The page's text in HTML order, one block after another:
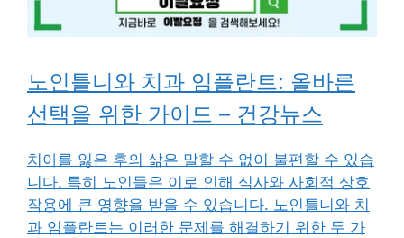
노인틀니와 치과 임플란트: 올바른
선택을 위한 가이드 – 건강뉴스
치아를 잃은 후의 삶은 말할 수 없이 불편할 수 있습
니다. 특히 노인들은 이로 인해 식사와 사회적 상호
작용에 큰 영향을 받을 수 있습니다. 노인틀니와 치
과 임플란트는 이러한 문제를 해결하기 위한 두 가